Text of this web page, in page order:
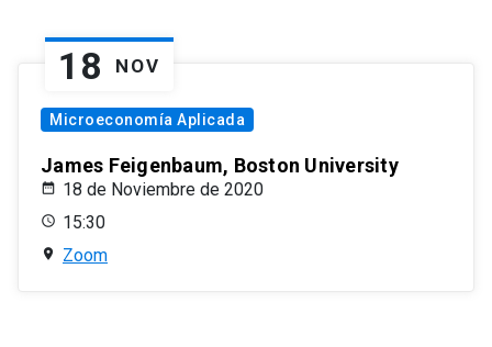
18 NOV
Microeconomía Aplicada
James Feigenbaum, Boston University
18 de Noviembre de 2020
15:30
Zoom